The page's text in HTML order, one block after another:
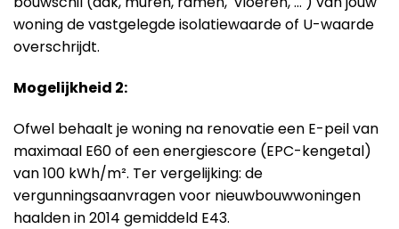
woning de vastgelegde isolatiewaarde of U-waarde
overschrijdt.
Mogelijkheid 2:
Ofwel behaalt je woning na renovatie een E-peil van
maximaal E60 of een energiescore (EPC-kengetal)
van 100 kWh/m². Ter vergelijking: de
vergunningsaanvragen voor nieuwbouwwoningen
haalden in 2014 gemiddeld E43.